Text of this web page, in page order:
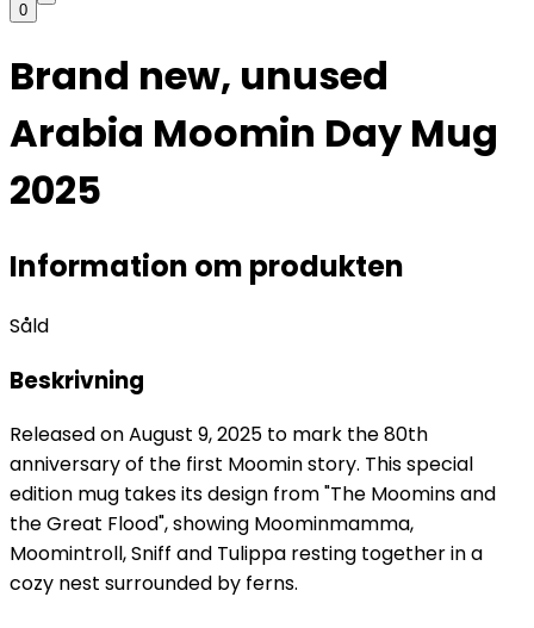
0
Brand new, unused
Arabia Moomin Day Mug
2025
Information om produkten
Såld
Beskrivning
Released on August 9, 2025 to mark the 80th
anniversary of the first Moomin story. This special
edition mug takes its design from "The Moomins and
the Great Flood", showing Moominmamma,
Moomintroll, Sniff and Tulippa resting together in a
cozy nest surrounded by ferns.